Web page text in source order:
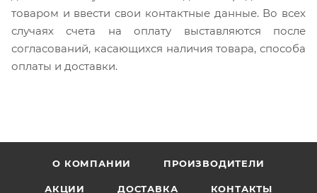
товаром и ввести свои контактные данные. Во всех
случаях счета на оплату выставляются после
согласований, касающихся наличия товара, способа
оплаты и доставки.
О КОМПАНИИ ПРОИЗВОДИТЕЛИ
АКЦИИ ДОСТАВКА КОНТАКТЫ